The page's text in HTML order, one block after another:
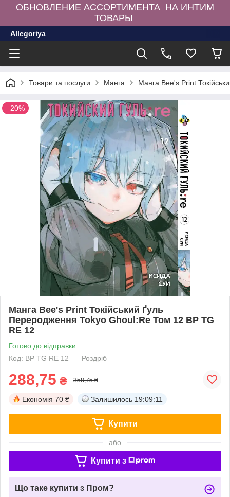
ОБНОВЛЕНИЕ АССОРТИМЕНТА НА ИНТИМ
ТОВАРЫ
Allegoriya
Товари та послуги Манга Манга Bee's Print
–20%
Манга Bee's Print Токійський Ґуль
Переродження Tokyo Ghoul:Re Том 12 BP TG
RE 12
Готово до відправки
Код: BP TG RE 12
Роздріб
288,75 ₴ 358,75 ₴
Економія 70 ₴ Залишилось 19:09:11
Купити
або
Купити з
Що таке купити з Пром?